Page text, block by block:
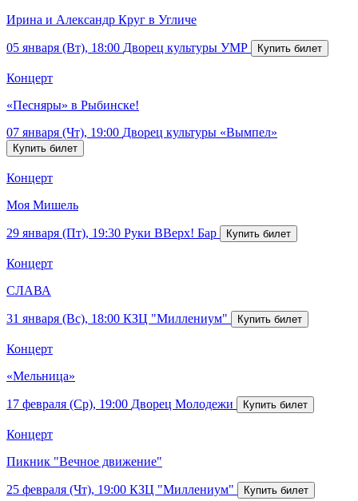
Ирина и Александр Круг в Угличе
05 января (Вт), 18:00 Дворец культуры УМР
Концерт
«Песняры» в Рыбинске!
07 января (Чт), 19:00 Дворец культуры «Вымпел»
Концерт
Моя Мишель
29 января (Пт), 19:30 Руки ВВерх! Бар
Концерт
СЛАВА
31 января (Вс), 18:00 КЗЦ "Миллениум"
Концерт
«Мельница»
17 февраля (Ср), 19:00 Дворец Молодежи
Концерт
Пикник "Вечное движение"
25 февраля (Чт), 19:00 КЗЦ "Миллениум"